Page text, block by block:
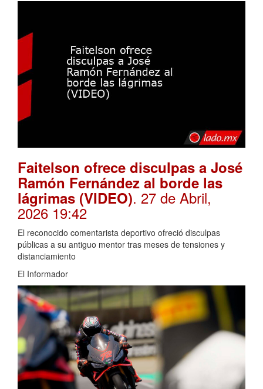
Faitelson ofrece disculpas a José
Ramón Fernández al borde las
lágrimas (VIDEO). 27 de Abril,
2026 19:42
El reconocido comentarista deportivo ofreció disculpas
públicas a su antiguo mentor tras meses de tensiones y
distanciamiento
El Informador